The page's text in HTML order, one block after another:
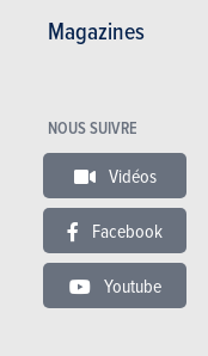
Magazines
NOUS SUIVRE
Vidéos
Facebook
Youtube
ESSENCE
HYBRIDE
ESSENCE PLUG-
IN